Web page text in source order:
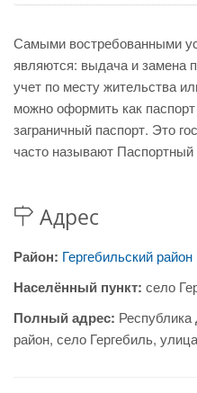
Самыми востребованными
являются: выдача и замена
учет по месту жительства
можно оформить как
заграничный паспорт. Это
часто называют Паспортный
Адрес
Район: Гергебильский район
Населённый пункт: село
Полный адрес: Республика
район, село Гергебиль,